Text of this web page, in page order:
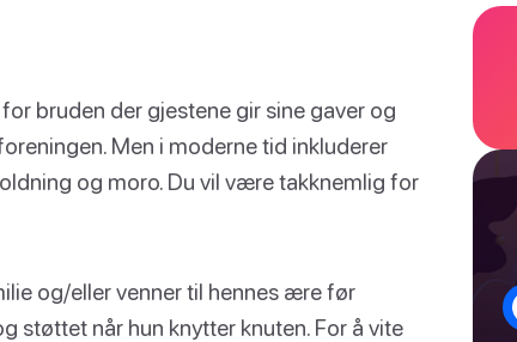
bruden der gjestene gir sine gaver og
Men i moderne tid inkluderer
og moro. Du vil være takknemlig for
og/eller venner til hennes ære før
støttet når hun knytter knuten. For å vite